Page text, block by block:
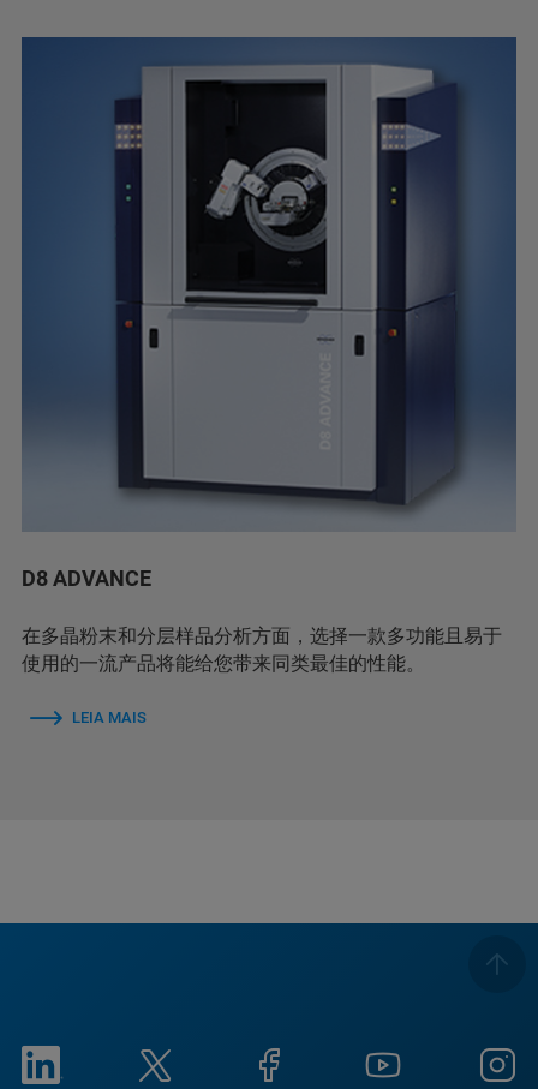
D8 ADVANCE
在多晶粉末和分层样品分析方面，选择一款多功能且易于
使用的一流产品将能给您带来同类最佳的性能。
LEIA MAIS